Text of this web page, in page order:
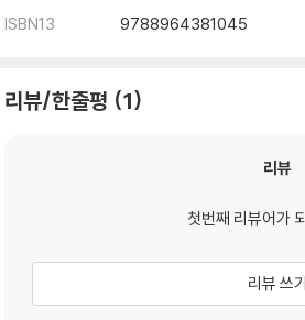
ISBN13
9788964381045
리뷰/한줄평 1
리뷰
첫번째 리뷰어가
리뷰 쓰기